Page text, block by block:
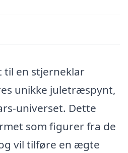
en stjerneklar
unikke juletræspynt,
universet. Dette
som figurer fra de
vil tilføre en ægte